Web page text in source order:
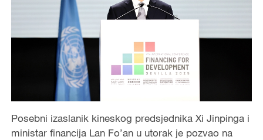
Posebni izaslanik kineskog predsjednika Xi Jinpinga i
ministar financija Lan Fo’an u utorak je pozvao na